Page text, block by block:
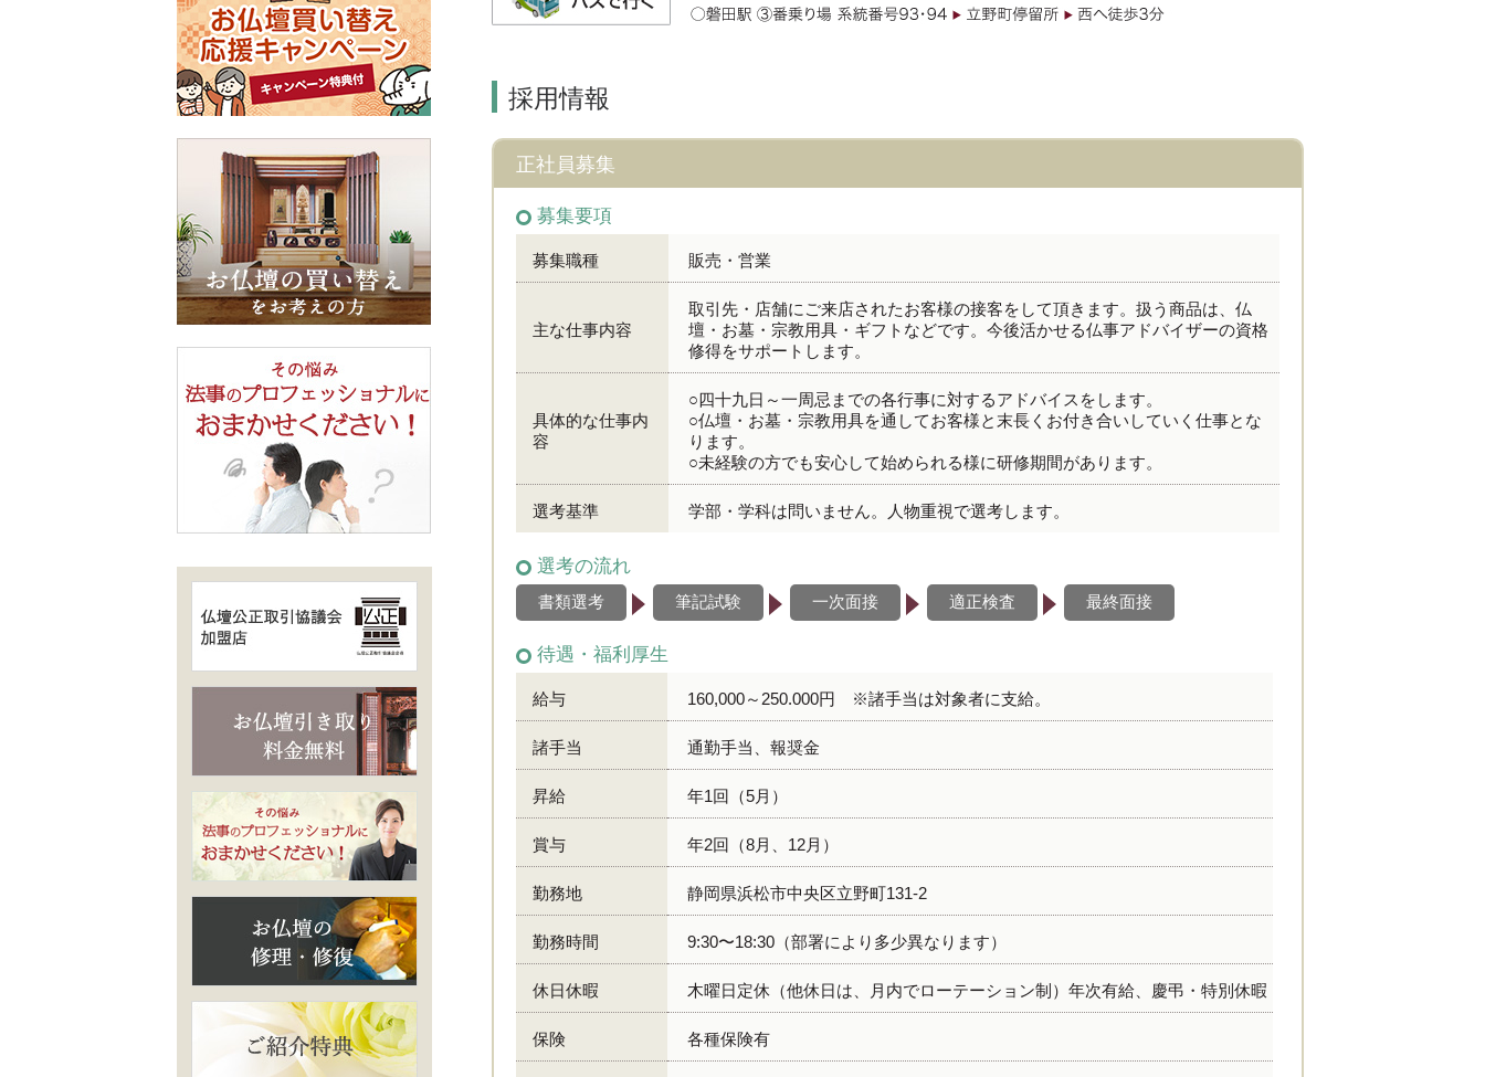
採用情報
正社員募集
募集要項
募集職種 販売・営業
主な仕事内容
取引先・店舗にご来店されたお客様の接客をして頂きます。扱う商品は、仏
壇・お墓・宗教用具・ギフトなどです。今後活かせる仏事アドバイザーの資格
修得をサポートします。
具体的な仕事内
容
○四十九日～一周忌までの各行事に対するアドバイスをします。
○仏壇・お墓・宗教用具を通してお客様と末長くお付き合いしていく仕事とな
ります。
○未経験の方でも安心して始められる様に研修期間があります。
選考基準 学部・学科は問いません。人物重視で選考します。
選考の流れ
書類選考 筆記試験 一次面接 適正検査 最終面接
待遇・福利厚生
給与 160,000～250.000円 ※諸手当は対象者に支給。
諸手当 通勤手当、報奨金
昇給 年1回（5月）
賞与 年2回（8月、12月）
勤務地 静岡県浜松市中央区立野町131-2
勤務時間 9:30〜18:30（部署により多少異なります）
休日休暇 木曜日定休（他休日は、月内でローテーション制）年次有給、慶弔・特別休暇
保険 各種保険有